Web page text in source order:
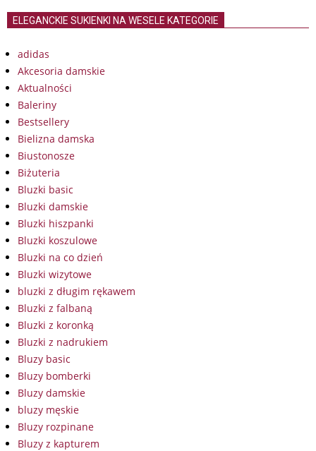
ELEGANCKIE SUKIENKI NA WESELE KATEGORIE
adidas
Akcesoria damskie
Aktualności
Baleriny
Bestsellery
Bielizna damska
Biustonosze
Biżuteria
Bluzki basic
Bluzki damskie
Bluzki hiszpanki
Bluzki koszulowe
Bluzki na co dzień
Bluzki wizytowe
bluzki z długim rękawem
Bluzki z falbaną
Bluzki z koronką
Bluzki z nadrukiem
Bluzy basic
Bluzy bomberki
Bluzy damskie
bluzy męskie
Bluzy rozpinane
Bluzy z kapturem